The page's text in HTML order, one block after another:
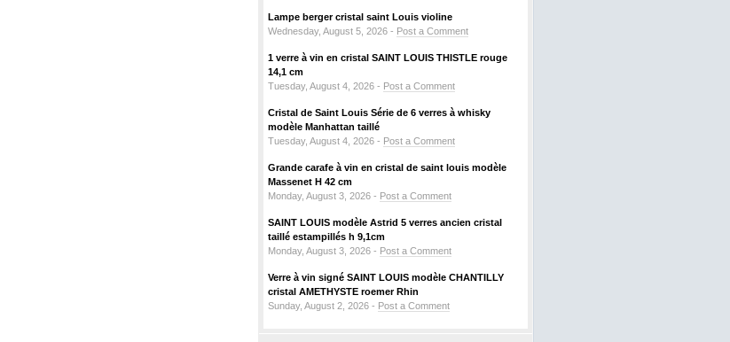
Lampe berger cristal saint Louis violine
Wednesday, August 5, 2026 - Post a Comment
1 verre à vin en cristal SAINT LOUIS THISTLE rouge
14,1 cm
Tuesday, August 4, 2026 - Post a Comment
Cristal de Saint Louis Série de 6 verres à whisky
modèle Manhattan taillé
Tuesday, August 4, 2026 - Post a Comment
Grande carafe à vin en cristal de saint louis modèle
Massenet H 42 cm
Monday, August 3, 2026 - Post a Comment
SAINT LOUIS modèle Astrid 5 verres ancien cristal
taillé estampillés h 9,1cm
Monday, August 3, 2026 - Post a Comment
Verre à vin signé SAINT LOUIS modèle CHANTILLY
cristal AMETHYSTE roemer Rhin
Sunday, August 2, 2026 - Post a Comment